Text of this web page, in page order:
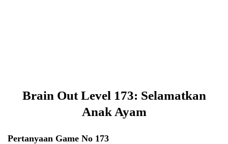
Brain Out Level 173: Selamatkan
Anak Ayam
Pertanyaan Game No 173